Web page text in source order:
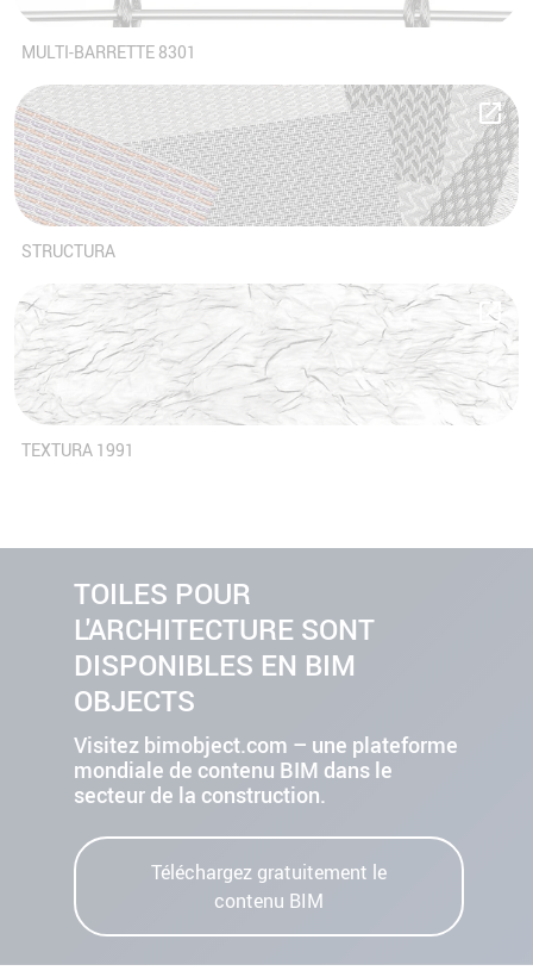
MULTI-BARRETTE 8301
STRUCTURA
TEXTURA 1991
TOILES POUR
L'ARCHITECTURE SONT
DISPONIBLES EN BIM
OBJECTS
Visitez bimobject.com – une plateforme
mondiale de contenu BIM dans le
secteur de la construction.
Téléchargez gratuitement le
contenu BIM